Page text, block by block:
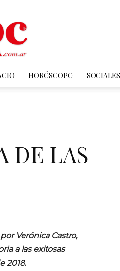
HORÓSCOPO SOCIALES
DE LAS
Verónica Castro,
a las exitosas
2018.